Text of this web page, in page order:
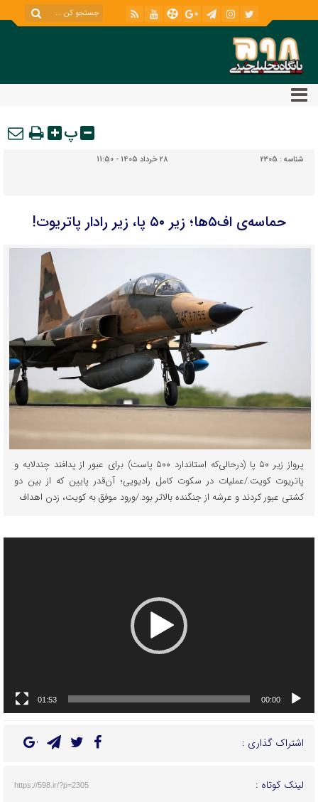
پ
شناسه : 2305 28 خرداد 1405 - 11:50
حماسه‌ی اف‌۵ها؛ زیر ۵۰ پا، زیر رادار پاتریوت!
پرواز زیر ۵۰ پا (درحالی‌که استاندارد ۵۰۰ پاست) برای عبور از پدافند چندلایه و
پاتریوت کویت./عملیات در سکوت کامل رادیویی؛ آن‌قدر پایین که از بین دو
کشتی عبور کردند و عرشه از جنگنده بالاتر بود./ورود موفق به کویت، زدن اهداف
00:00
01:53
اشتراک گذاری :
لینک کوتاه : https://598.ir/?p=2305